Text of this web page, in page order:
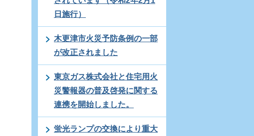
日施行）
木更津市火災予防条例の一部
が改正されました
東京ガス株式会社と住宅用火
災警報器の普及啓発に関する
連携を開始しました。
蛍光ランプの交換により重大